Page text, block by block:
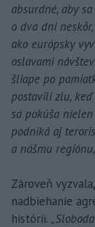
absurdné, aby
o dva dni
ako európsky
oslavami
šliape po
postavili zlu,
sa pokúša
podniká aj
a nášmu
Zároveň
nadbiehanie
histórii.